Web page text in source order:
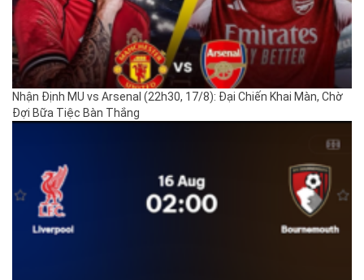
Nhận Định MU vs Arsenal (22h30, 17/8): Đại Chiến Khai Màn, Chờ
Đợi Bữa Tiệc Bàn Thắng